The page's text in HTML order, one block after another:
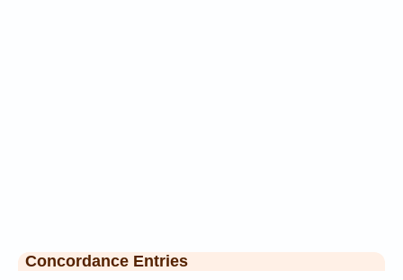
Concordance Entries